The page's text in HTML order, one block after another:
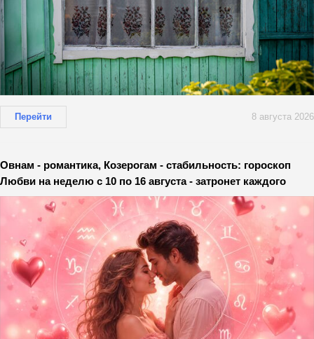
Перейти 8 августа 2026
Овнам - романтика, Козерогам - стабильность: гороскоп
Любви на неделю с 10 по 16 августа - затронет каждого